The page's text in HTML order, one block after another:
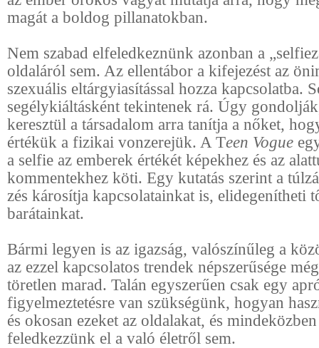
magát a boldog pillanatokban.
Nem szabad elfeledkeznünk azonban a
oldaláról sem. Az ellentábor a kifejezést az
szexuális eltárgyiasítással hozza kapcsolatba.
segélykiáltásként tekintenek rá. Úgy
keresztül a társadalom arra tanítja a nőket,
értékük a fizikai vonzerejük. A Teen Vogue
a selfie az emberek értékét képekhez és az
kommentekhez köti. Egy kutatás szerint a
zés károsítja kapcsolatainkat is, elidegenítheti
barátainkat.
Bármi legyen is az igazság, valószínűleg a
az ezzel kapcsolatos trendek népszerűsége
töretlen marad. Talán egyszerűen csak egy
figyelmeztetésre van szükségünk, hogyan
és okosan ezeket az oldalakat, és
feledkezzünk el a való életről sem.